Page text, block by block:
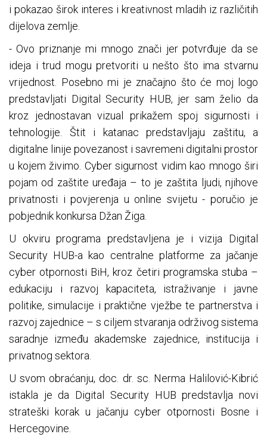
i pokazao širok interes i kreativnost mladih iz različitih
dijelova zemlje.
- Ovo priznanje mi mnogo znači jer potvrđuje da se
ideja i trud mogu pretvoriti u nešto što ima stvarnu
vrijednost. Posebno mi je značajno što će moj logo
predstavljati Digital Security HUB, jer sam želio da
kroz jednostavan vizual prikažem spoj sigurnosti i
tehnologije. Štit i katanac predstavljaju zaštitu, a
digitalne linije povezanost i savremeni digitalni prostor
u kojem živimo. Cyber sigurnost vidim kao mnogo širi
pojam od zaštite uređaja – to je zaštita ljudi, njihove
privatnosti i povjerenja u online svijetu - poručio je
pobjednik konkursa Džan Žiga.
U okviru programa predstavljena je i vizija Digital
Security HUB-a kao centralne platforme za jačanje
cyber otpornosti BiH, kroz četiri programska stuba –
edukaciju i razvoj kapaciteta, istraživanje i javne
politike, simulacije i praktične vježbe te partnerstva i
razvoj zajednice – s ciljem stvaranja održivog sistema
saradnje između akademske zajednice, institucija i
privatnog sektora.
U svom obraćanju, doc. dr. sc. Nerma Halilović-Kibrić
istakla je da Digital Security HUB predstavlja novi
strateški korak u jačanju cyber otpornosti Bosne i
Hercegovine.